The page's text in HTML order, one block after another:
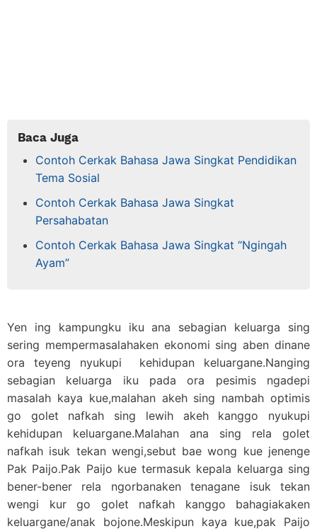
Baca Juga
Contoh Cerkak Bahasa Jawa Singkat Pendidikan
Tema Sosial
Contoh Cerkak Bahasa Jawa Singkat
Persahabatan
Contoh Cerkak Bahasa Jawa Singkat “Ngingah
Ayam”
Yen ing kampungku iku ana sebagian keluarga sing
sering mempermasalahaken ekonomi sing aben dinane
ora teyeng nyukupi kehidupan keluargane.Nanging
sebagian keluarga iku pada ora pesimis ngadepi
masalah kaya kue,malahan akeh sing nambah optimis
go golet nafkah sing lewih akeh kanggo nyukupi
kehidupan keluargane.Malahan ana sing rela golet
nafkah isuk tekan wengi,sebut bae wong kue jenenge
Pak Paijo.Pak Paijo kue termasuk kepala keluarga sing
bener-bener rela ngorbanaken tenagane isuk tekan
wengi kur go golet nafkah kanggo bahagiakaken
keluargane/anak bojone.Meskipun kaya kue,pak Paijo